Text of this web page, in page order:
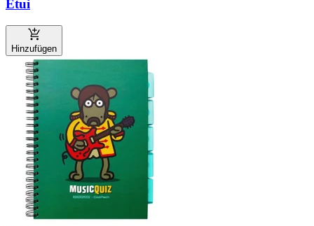
Etui
Hinzufügen